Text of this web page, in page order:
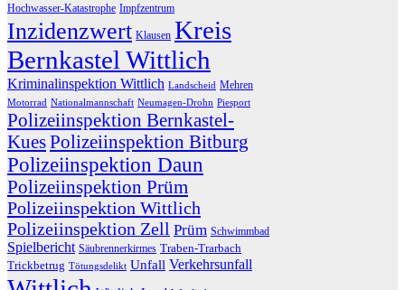
Hochwasser-Katastrophe Impfzentrum
Inzidenzwert Klausen Kreis
Bernkastel Wittlich
Kriminalinspektion Wittlich Landscheid Mehren
Motorrad Nationalmannschaft Neumagen-Drohn Piesport
Polizeiinspektion Bernkastel-
KuesPolizeiinspektion Bitburg
Polizeiinspektion Daun
Polizeiinspektion Prüm
Polizeiinspektion Wittlich
Polizeiinspektion Zell Prüm Schwimmbad
Spielbericht Säubrennerkirmes Traben-Trarbach
Trickbetrug Tötungsdelikt Unfall Verkehrsunfall